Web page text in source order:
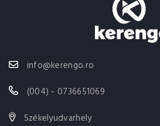
info@kerengo.ro
(004) - 0736651069
Székelyudvarhely